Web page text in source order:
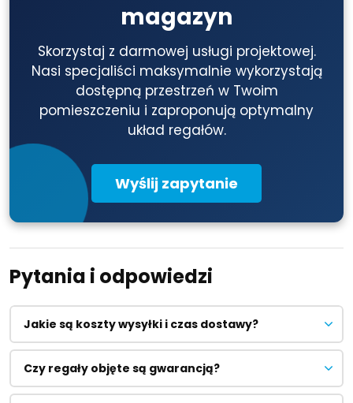
magazyn
Skorzystaj z darmowej usługi projektowej.
Nasi specjaliści maksymalnie wykorzystają
dostępną przestrzeń w Twoim
pomieszczeniu i zaproponują optymalny
układ regałów.
Wyślij zapytanie
Pytania i odpowiedzi
Jakie są koszty wysyłki i czas dostawy?
Czy regały objęte są gwarancją?